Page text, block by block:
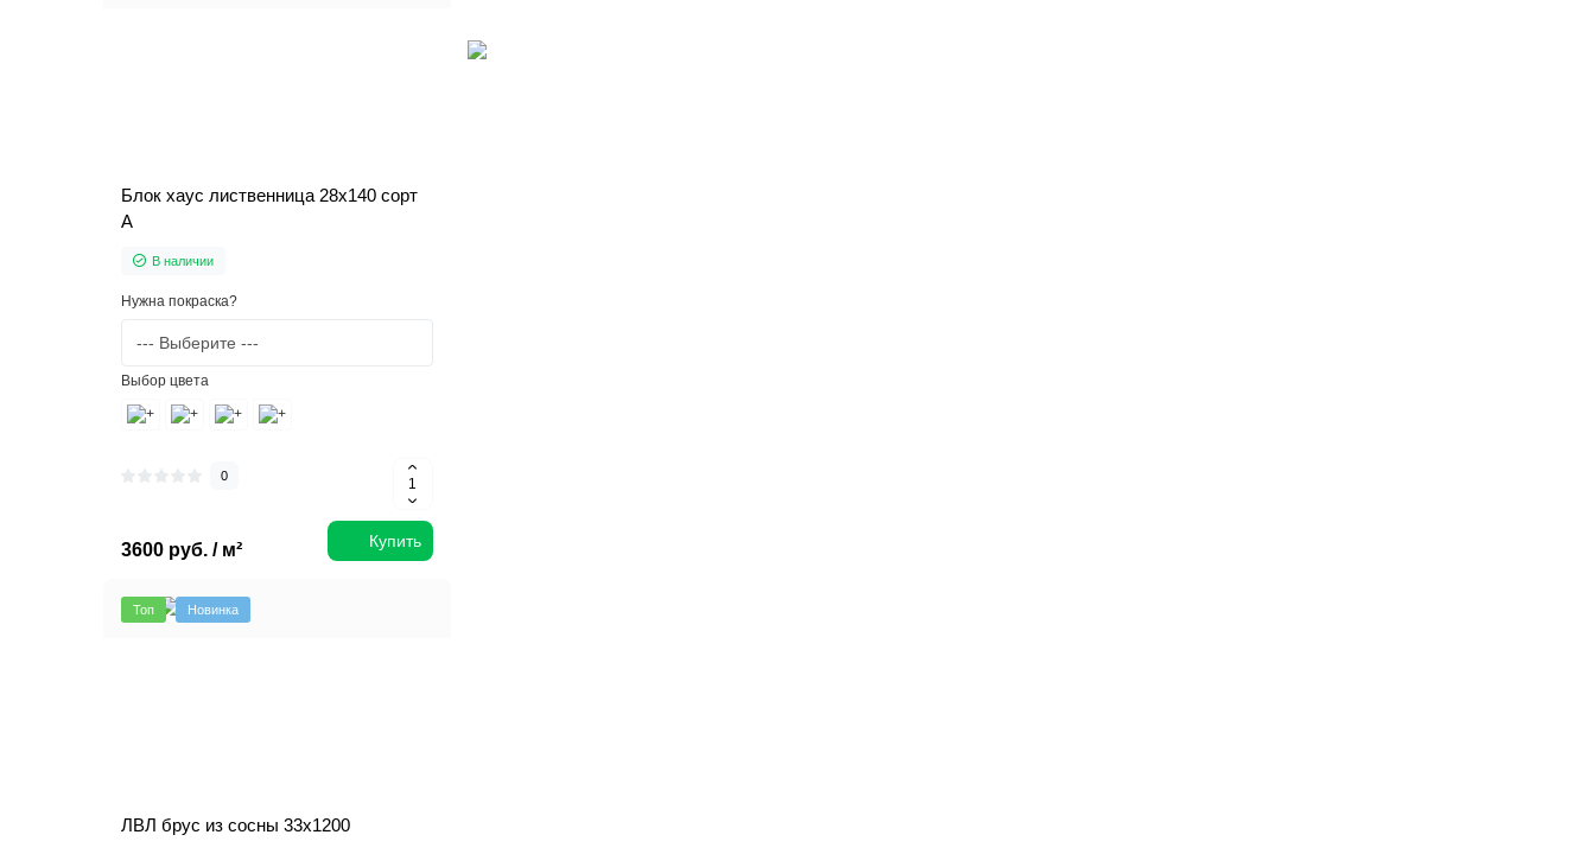
Блок хаус лиственница 28х140 сорт
А
В наличии
Нужна покраска?
Выбор цвета
0
3600 руб. / м² Купить
Топ Новинка
ЛВЛ брус из сосны 33х1200